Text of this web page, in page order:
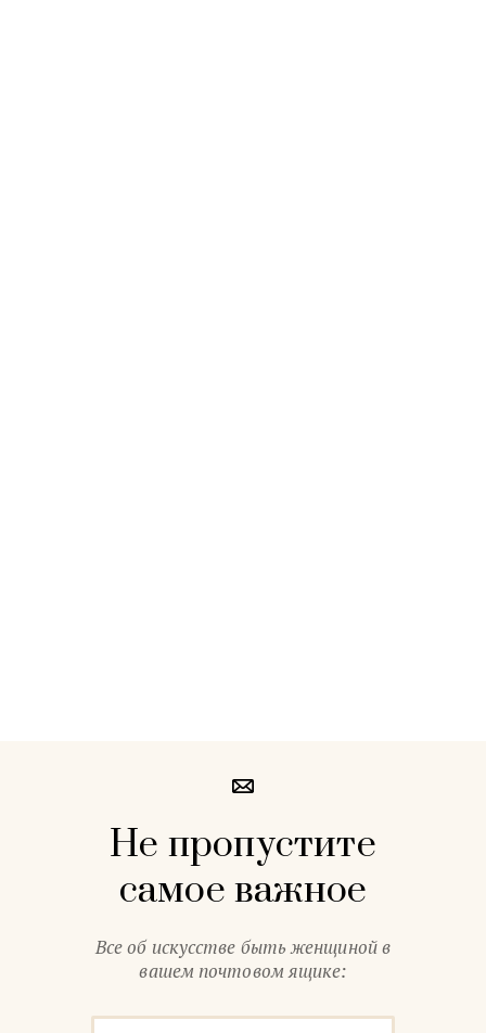
Не пропустите
самое важное
Все об искусстве быть женщиной в
вашем почтовом ящике: